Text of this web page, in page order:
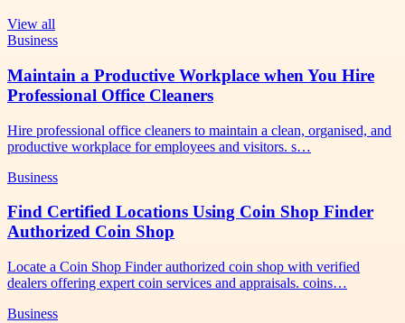
View all
Business
Maintain a Productive Workplace when You Hire
Professional Office Cleaners
Hire professional office cleaners to maintain a clean, organised, and
productive workplace for employees and visitors. s…
Business
Find Certified Locations Using Coin Shop Finder
Authorized Coin Shop
Locate a Coin Shop Finder authorized coin shop with verified
dealers offering expert coin services and appraisals. coins…
Business